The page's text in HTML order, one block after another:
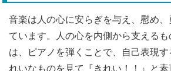
音楽は人の心に安らぎを与え、慰め
ています。人の心を内側から支える
は、ピアノを弾くことで、自己表現
れいなものを見て『きれい！！』と